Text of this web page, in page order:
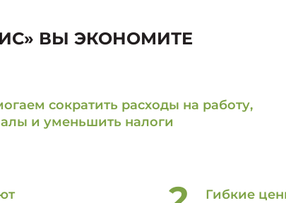
ВЫ ЭКОНОМИТЕ
сократить расходы на работу,
и уменьшить налоги
Гибкие